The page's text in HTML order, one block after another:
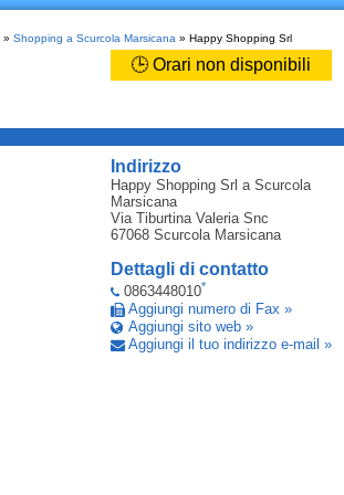
» Shopping a Scurcola Marsicana » Happy Shopping Srl
🕒 Orari non disponibili
Indirizzo
Happy Shopping Srl a Scurcola
Marsicana
Via Tiburtina Valeria Snc
67068 Scurcola Marsicana
Dettagli di contatto
0863448010*
Aggiungi numero di Fax »
Aggiungi sito web »
Aggiungi il tuo indirizzo e-mail »